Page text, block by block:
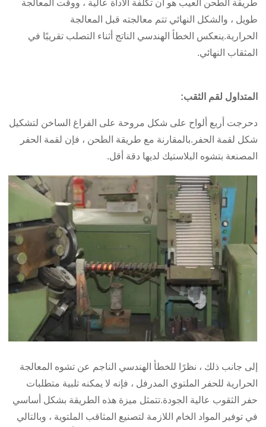
طريقة الطحن العيب هو أن تكلفة الأداة عالية ، ووقت المعالجة
طويل ، والشكل النهائي تتم معالجته قبل المعالجة
الحرارية.ينعكس الخطأ الهندسي الناتج أثناء التصلب تقريبًا في
المثقاب النهائي.
المتداول لقم الثقب:
دحرجت أربع ألواح على شكل مروحة على الفراغ الساخن لتشكيل
شكل لقمة الحفر.بالمقارنة مع طريقة الطحن ، فإن لقمة الحفر
المصنعة بتشوه البلاستيك لديها دقة أقل.
إلى جانب ذلك ، نظرًا للخطأ الهندسي الناجم عن تشوه المعالجة
الحرارية للحفر الملتوي المدرفل ، فإنه لا يمكنه تلبية متطلبات
حفر الثقوب عالية الجودة.تتمثل ميزة هذه الطريقة بشكل أساسي
في توفير المواد الخام اللازمة لتصنيع المثاقب الملتوية ، وبالتالي